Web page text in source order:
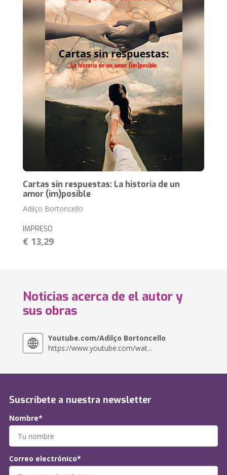
Cartas sin respuestas: La historia de un
amor (im)posible
Adilço Bortoncello
IMPRESO
€ 13,29
Noticias acerca de el autor y
sus obras
Youtube.com/Adilço Bortoncello
https://www.youtube.com/wat...
Suscríbete a nuestra newsletter
Nombre*
Correo electrónico*